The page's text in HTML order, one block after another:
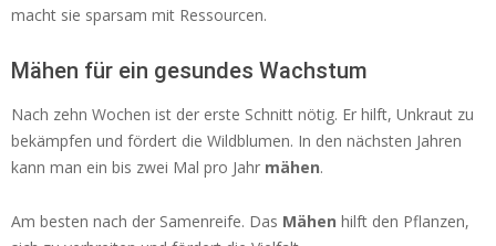
macht sie sparsam mit Ressourcen.
Mähen für ein gesundes Wachstum
Nach zehn Wochen ist der erste Schnitt nötig. Er hilft, Unkraut zu
bekämpfen und fördert die Wildblumen. In den nächsten Jahren
kann man ein bis zwei Mal pro Jahr mähen.
Am besten nach der Samenreife. Das Mähen hilft den Pflanzen,